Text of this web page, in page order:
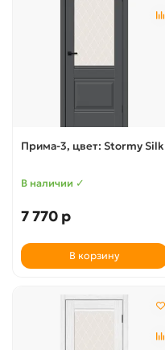
Прима-3, цвет: Stormy Silk
В наличии ✓
7 770 р
В корзину